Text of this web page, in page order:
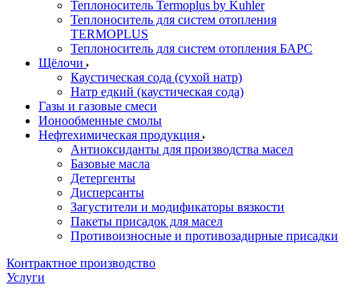
Теплоноситель Termoplus by Kuhler
Теплоноситель для систем отопления
TERMOPLUS
Теплоноситель для систем отопления БАРС
Щёлочи
Каустическая сода (сухой натр)
Натр едкий (каустическая сода)
Газы и газовые смеси
Ионообменные смолы
Нефтехимическая продукция
Антиоксиданты для производства масел
Базовые масла
Детергенты
Дисперсанты
Загустители и модификаторы вязкости
Пакеты присадок для масел
Противоизносные и противозадирные присадки
Контрактное производство
Услуги